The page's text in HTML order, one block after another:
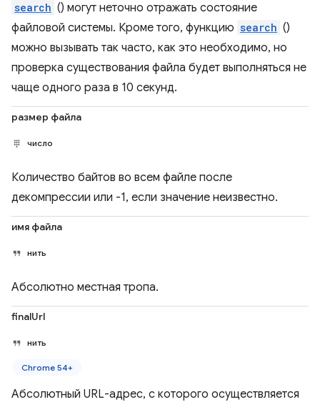
search () могут неточно отражать состояние
файловой системы. Кроме того, функцию search ()
можно вызывать так часто, как это необходимо, но
проверка существования файла будет выполняться не
чаще одного раза в 10 секунд.
размер файла
число
Количество байтов во всем файле после
декомпрессии или -1, если значение неизвестно.
имя файла
нить
Абсолютно местная тропа.
finalUrl
нить
Chrome 54+
Абсолютный URL-адрес, с которого осуществляется